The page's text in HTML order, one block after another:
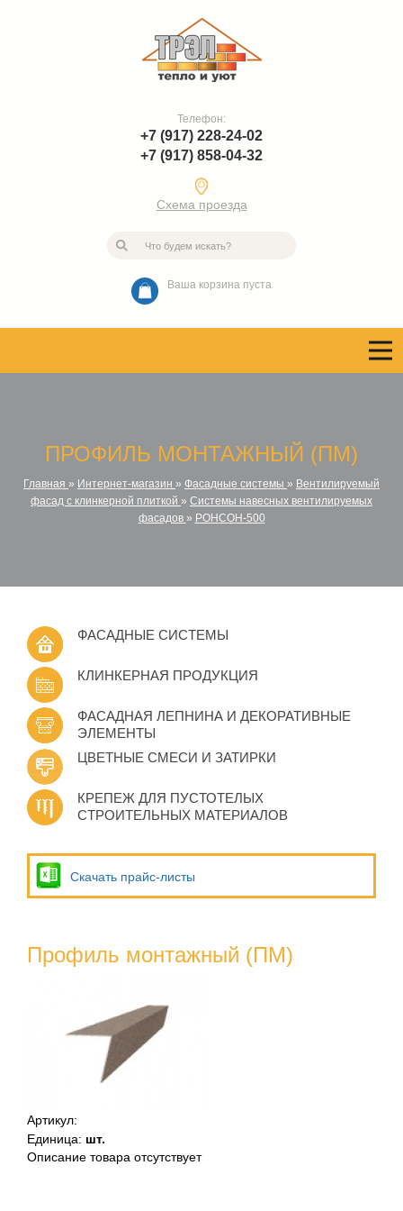
Телефон:
+7 (917) 228-24-02
+7 (917) 858-04-32
Схема проезда
Ваша корзина пуста
ПРОФИЛЬ МОНТАЖНЫЙ (ПМ)
Главная » Интернет-магазин » Фасадные системы » Вентилируемый
фасад с клинкерной плиткой » Системы навесных вентилируемых
фасадов » РОНСОН-500
ФАСАДНЫЕ СИСТЕМЫ
КЛИНКЕРНАЯ ПРОДУКЦИЯ
ФАСАДНАЯ ЛЕПНИНА И ДЕКОРАТИВНЫЕ
ЭЛЕМЕНТЫ
ЦВЕТНЫЕ СМЕСИ И ЗАТИРКИ
КРЕПЕЖ ДЛЯ ПУСТОТЕЛЫХ
СТРОИТЕЛЬНЫХ МАТЕРИАЛОВ
Скачать прайс-листы
Профиль монтажный (ПМ)
Артикул:
Единица: шт.
Описание товара отсутствует